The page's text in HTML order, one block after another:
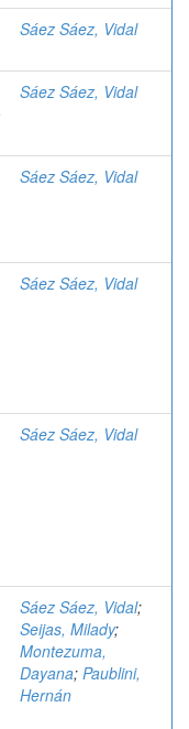
Sáez Sáez, Vidal
Sáez Sáez, Vidal
Sáez Sáez, Vidal
Sáez Sáez, Vidal
Sáez Sáez, Vidal
Sáez Sáez, Vidal;
Seijas, Milady;
Montezuma,
Dayana; Paublini,
Hernán